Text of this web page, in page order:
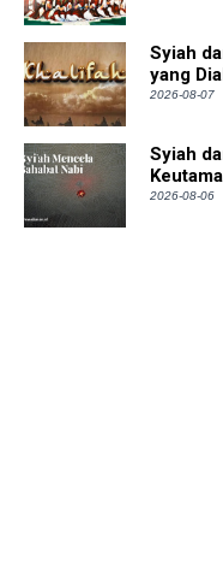
Syiah
yang
2026-08-07
Syiah
2026-08-06